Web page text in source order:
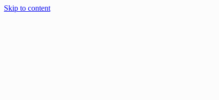
Skip to content